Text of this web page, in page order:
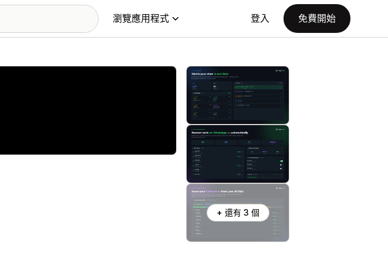
瀏覽應用程式 登入 免費開始
+ 還有 3 個